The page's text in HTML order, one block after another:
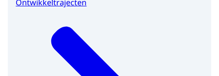
Ontwikkeltrajecten